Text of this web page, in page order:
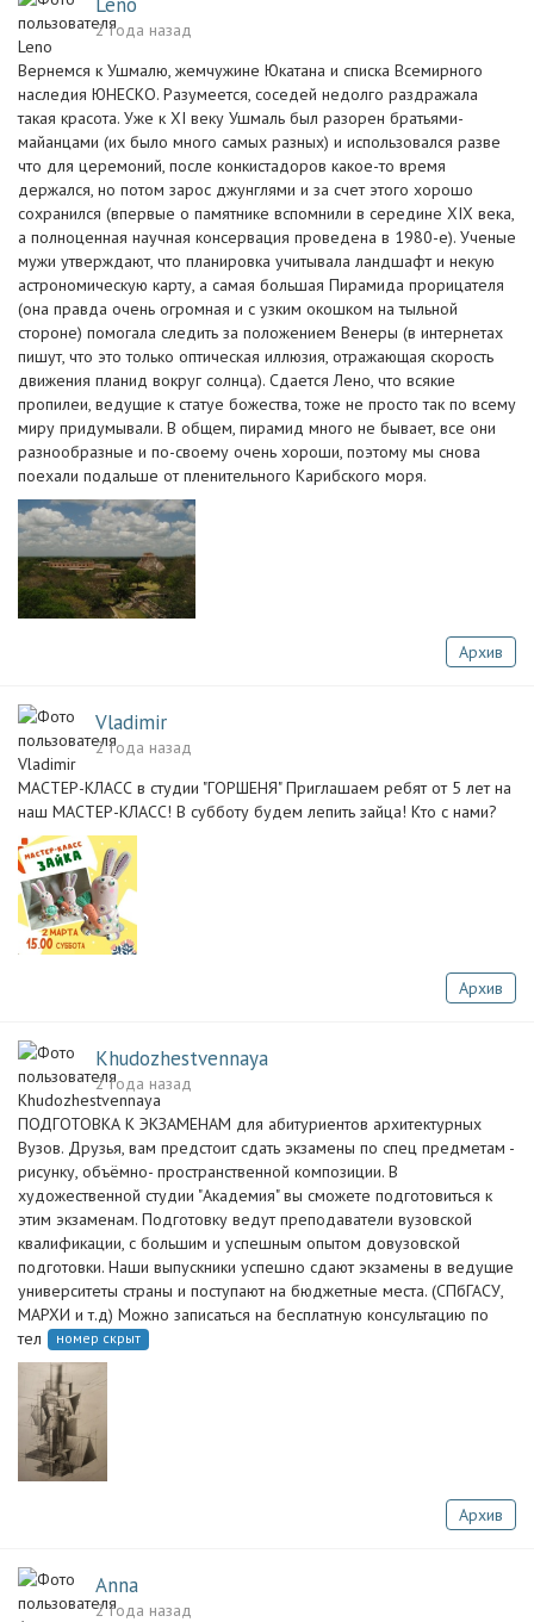
2 года назад
Вернемся к Ушмалю, жемчужине Юкатана и списка Всемирного
наследия ЮНЕСКО. Разумеется, соседей недолго раздражала
такая красота. Уже к XI веку Ушмаль был разорен братьями-
майанцами (их было много самых разных) и использовался разве
что для церемоний, после конкистадоров какое-то время
держался, но потом зарос джунглями и за счет этого хорошо
сохранился (впервые о памятнике вспомнили в середине XIX века,
а полноценная научная консервация проведена в 1980-е). Ученые
мужи утверждают, что планировка учитывала ландшафт и некую
астрономическую карту, а самая большая Пирамида прорицателя
(она правда очень огромная и с узким окошком на тыльной
стороне) помогала следить за положением Венеры (в интернетах
пишут, что это только оптическая иллюзия, отражающая скорость
движения планид вокруг солнца). Сдается Лено, что всякие
пропилеи, ведущие к статуе божества, тоже не просто так по всему
миру придумывали. В общем, пирамид много не бывает, все они
разнообразные и по-своему очень хороши, поэтому мы снова
поехали подальше от пленительного Карибского моря.
Архив
Vladimir
2 года назад
МАСТЕР-КЛАСС в студии "ГОРШЕНЯ" Приглашаем ребят от 5 лет на
наш МАСТЕР-КЛАСС! В субботу будем лепить зайца! Кто с нами?
Архив
Khudozhestvennaya
2 года назад
ПОДГОТОВКА К ЭКЗАМЕНАМ для абитуриентов архитектурных
Вузов. Друзья, вам предстоит сдать экзамены по спец предметам -
рисунку, объёмно- пространственной композиции. В
художественной студии "Академия" вы сможете подготовиться к
этим экзаменам. Подготовку ведут преподаватели вузовской
квалификации, с большим и успешным опытом довузовской
подготовки. Наши выпускники успешно сдают экзамены в ведущие
университеты страны и поступают на бюджетные места. (СПбГАСУ,
МАРХИ и т.д) Можно записаться на бесплатную консультацию по
тел
номер скрыт
Архив
Anna
2 года назад